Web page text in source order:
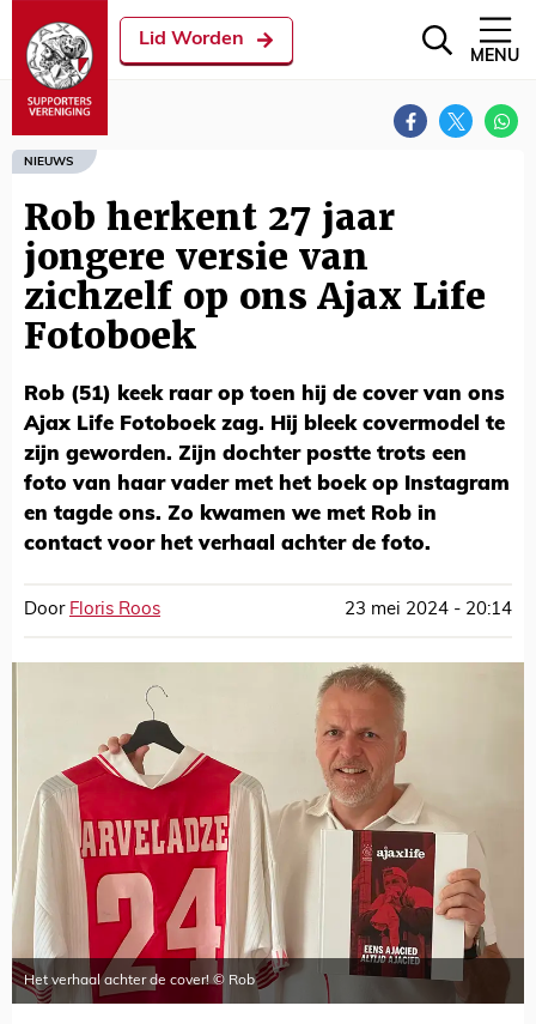
Lid Worden
MENU
NIEUWS
Rob herkent 27 jaar
jongere versie van
zichzelf op ons Ajax Life
Fotoboek
Rob (51) keek raar op toen hij de cover van ons
Ajax Life Fotoboek zag. Hij bleek covermodel te
zijn geworden. Zijn dochter postte trots een
foto van haar vader met het boek op Instagram
en tagde ons. Zo kwamen we met Rob in
contact voor het verhaal achter de foto.
Door Floris Roos 23 mei 2024 - 20:14
Het verhaal achter de cover! © Rob